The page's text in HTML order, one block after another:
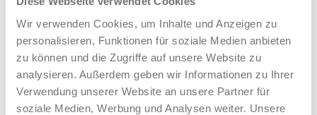
Wir verwenden Cookies, um Inhalte und Anzeigen zu
personalisieren, Funktionen für soziale Medien anbieten
zu können und die Zugriffe auf unsere Website zu
analysieren. Außerdem geben wir Informationen zu Ihrer
Verwendung unserer Website an unsere Partner für
soziale Medien, Werbung und Analysen weiter. Unsere
Verkauf GW
02381 7998-522
llinkamp@potthoff.de